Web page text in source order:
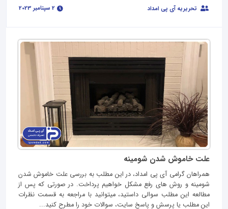
تحریریه آی پی امداد
علت خاموش شدن شومینه
همراهان گرامی آی پی امداد، در این مطلب به بررسی علت خاموش شدن
شومینه و روش های رفع مشکل خواهیم پرداخت. در صورتی که پس از
مطالعه این مطلب سوالی داستید، میتوانید با مراجعه به قسمت نظرات
این مطلب یا پرسش و پاسخ سایت، سوالات خود را مطرح کنید...